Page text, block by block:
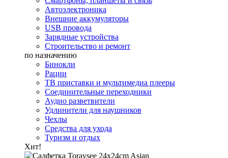
Автоэлектроника
Внешние аккумуляторы
USB провода
Зарядные устройства
Строительство и ремонт
по назначению
Бинокли
Рации
ТВ приставки и мультимедиа плееры
Соединительные переходники
Аудио разветвители
Удлинители для наушников
Чехлы
Средства для ухода
Туризм и отдых
Хит!